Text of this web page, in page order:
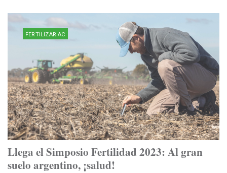
FERTILIZAR AC
Llega el Simposio Fertilidad 2023: Al gran
suelo argentino, ¡salud!